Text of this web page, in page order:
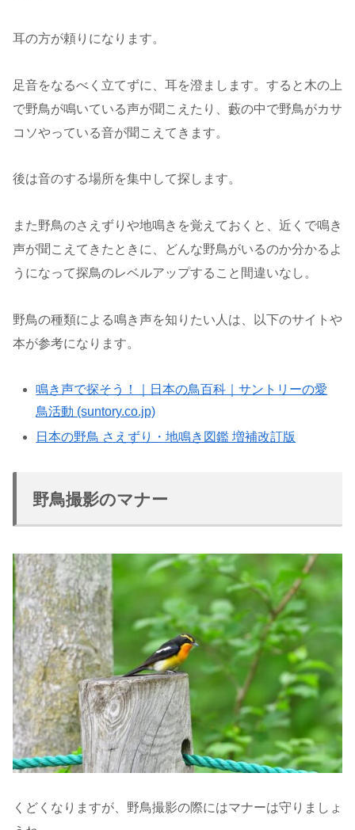
耳の方が頼りになります。
足音をなるべく立てずに、耳を澄まします。すると木の上
で野鳥が鳴いている声が聞こえたり、藪の中で野鳥がカサ
コソやっている音が聞こえてきます。
後は音のする場所を集中して探します。
また野鳥のさえずりや地鳴きを覚えておくと、近くで鳴き
声が聞こえてきたときに、どんな野鳥がいるのか分かるよ
うになって探鳥のレベルアップすること間違いなし。
野鳥の種類による鳴き声を知りたい人は、以下のサイトや
本が参考になります。
鳴き声で探そう！｜日本の鳥百科｜サントリーの愛
鳥活動 (suntory.co.jp)
日本の野鳥 さえずり・地鳴き図鑑 増補改訂版
野鳥撮影のマナー
くどくなりますが、野鳥撮影の際にはマナーは守りましょ